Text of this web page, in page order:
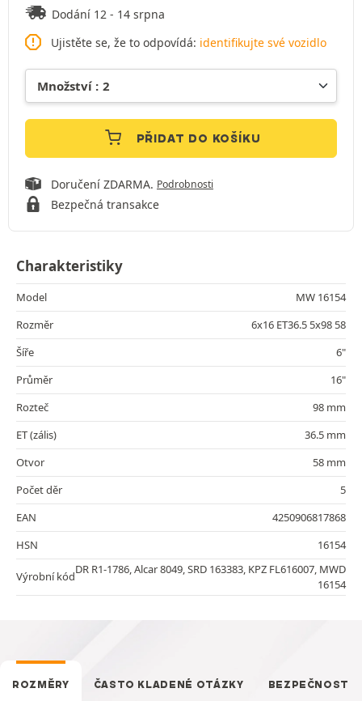
Dodání 12 - 14 srpna
Ujistěte se, že to odpovídá: identifikujte své vozidlo
PŘIDAT DO KOŠÍKU
Doručení ZDARMA. Podrobnosti
Bezpečná transakce
Charakteristiky
Model
MW 16154
Rozměr
6x16 ET36.5 5x98 58
Šíře
6"
Průměr
16"
Rozteč
98 mm
ET (zális)
36.5 mm
Otvor
58 mm
Počet děr
5
EAN
4250906817868
HSN
16154
Výrobní kód
DR R1-1786, Alcar 8049, SRD 163383, KPZ FL616007, MWD
16154
ROZMĚRY ČASTO KLADENÉ OTÁZKY BEZPEČNOST